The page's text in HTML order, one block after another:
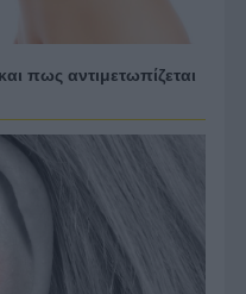
πως αντιμετωπίζεται